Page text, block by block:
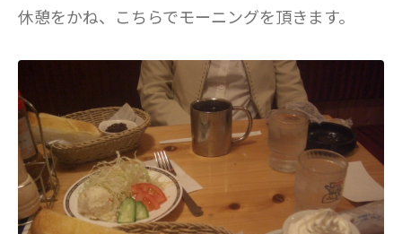
休憩をかね、こちらでモーニングを頂きます。